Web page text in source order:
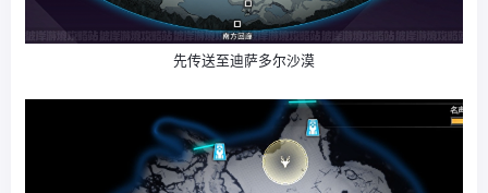
先传送至迪萨多尔沙漠